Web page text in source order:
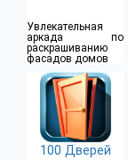
Увлекательная
аркада по
раскрашиванию
фасадов домов
100 Дверей